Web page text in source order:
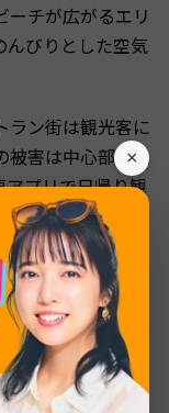
×
ーチが広がるエリ
んびりとした空気
ラン街は観光客に
被害は中心部に比
プリで日帰り観
ましょう。
的に有名な大型
実しており、観
す。たとえば、